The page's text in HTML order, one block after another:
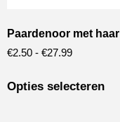
Paardenoor met haar
€2.50 - €27.99
Opties selecteren